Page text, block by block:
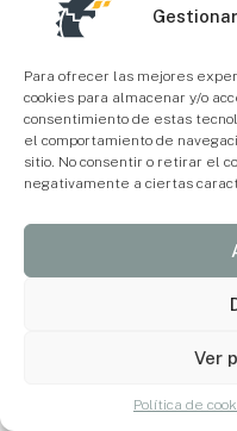
Para ofrecer las mejores
cookies para almacenar y/o
consentimiento de estas
el comportamiento de
sitio. No consentir o retirar el
negativamente a ciertas
Ver
Política de